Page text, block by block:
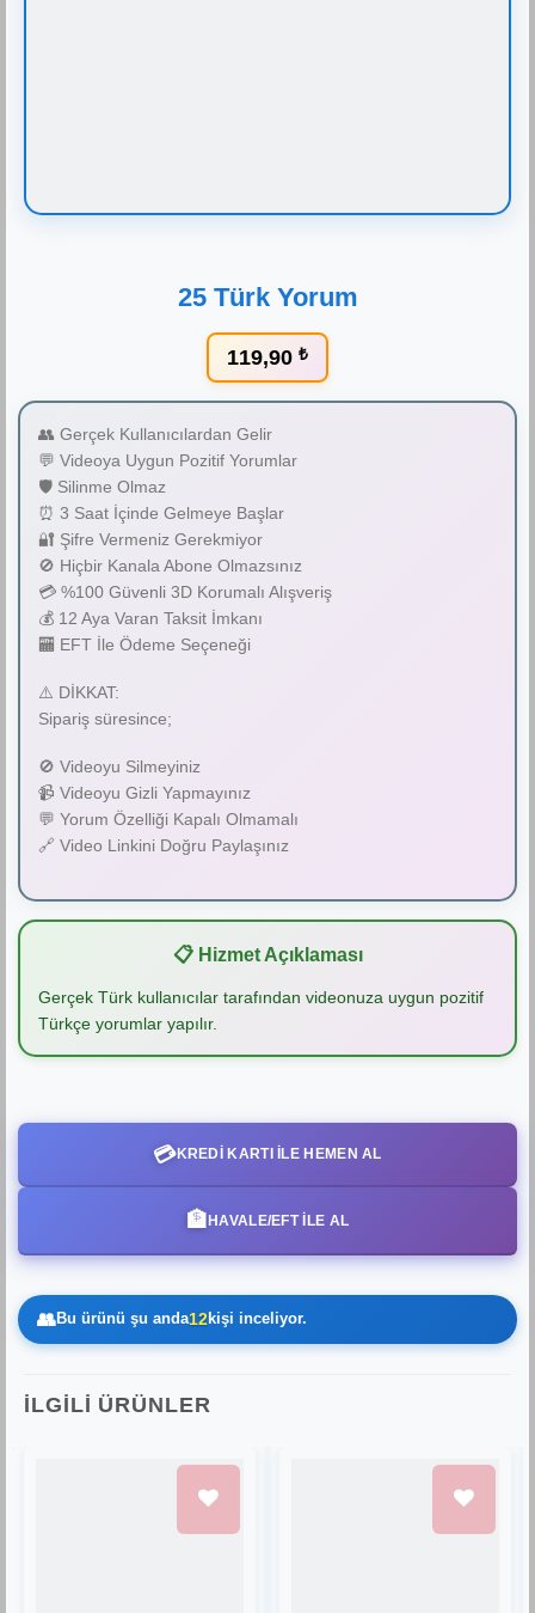
👥Bu ürünü şu anda12kişi inceliyor.
25 Türk Yorum
119,90 ₺
👥 Gerçek Kullanıcılardan Gelir
💬 Videoya Uygun Pozitif Yorumlar
🛡️ Silinme Olmaz
⏰ 3 Saat İçinde Gelmeye Başlar
🔐 Şifre Vermeniz Gerekmiyor
🚫 Hiçbir Kanala Abone Olmazsınız
💳 %100 Güvenli 3D Korumalı Alışveriş
💰 12 Aya Varan Taksit İmkanı
🏧 EFT İle Ödeme Seçeneği
⚠️ DİKKAT:
Sipariş süresince;
🚫 Videoyu Silmeyiniz
📹 Videoyu Gizli Yapmayınız
💬 Yorum Özelliği Kapalı Olmamalı
🔗 Video Linkini Doğru Paylaşınız
💳KREDI KARTI ILE HEMEN AL
🏦HAVALE/EFT İLE AL
📋 Hizmet Açıklaması
Gerçek Türk kullanıcılar tarafından videonuza uygun pozitif
Türkçe yorumlar yapılır.
İLGILI ÜRÜNLER